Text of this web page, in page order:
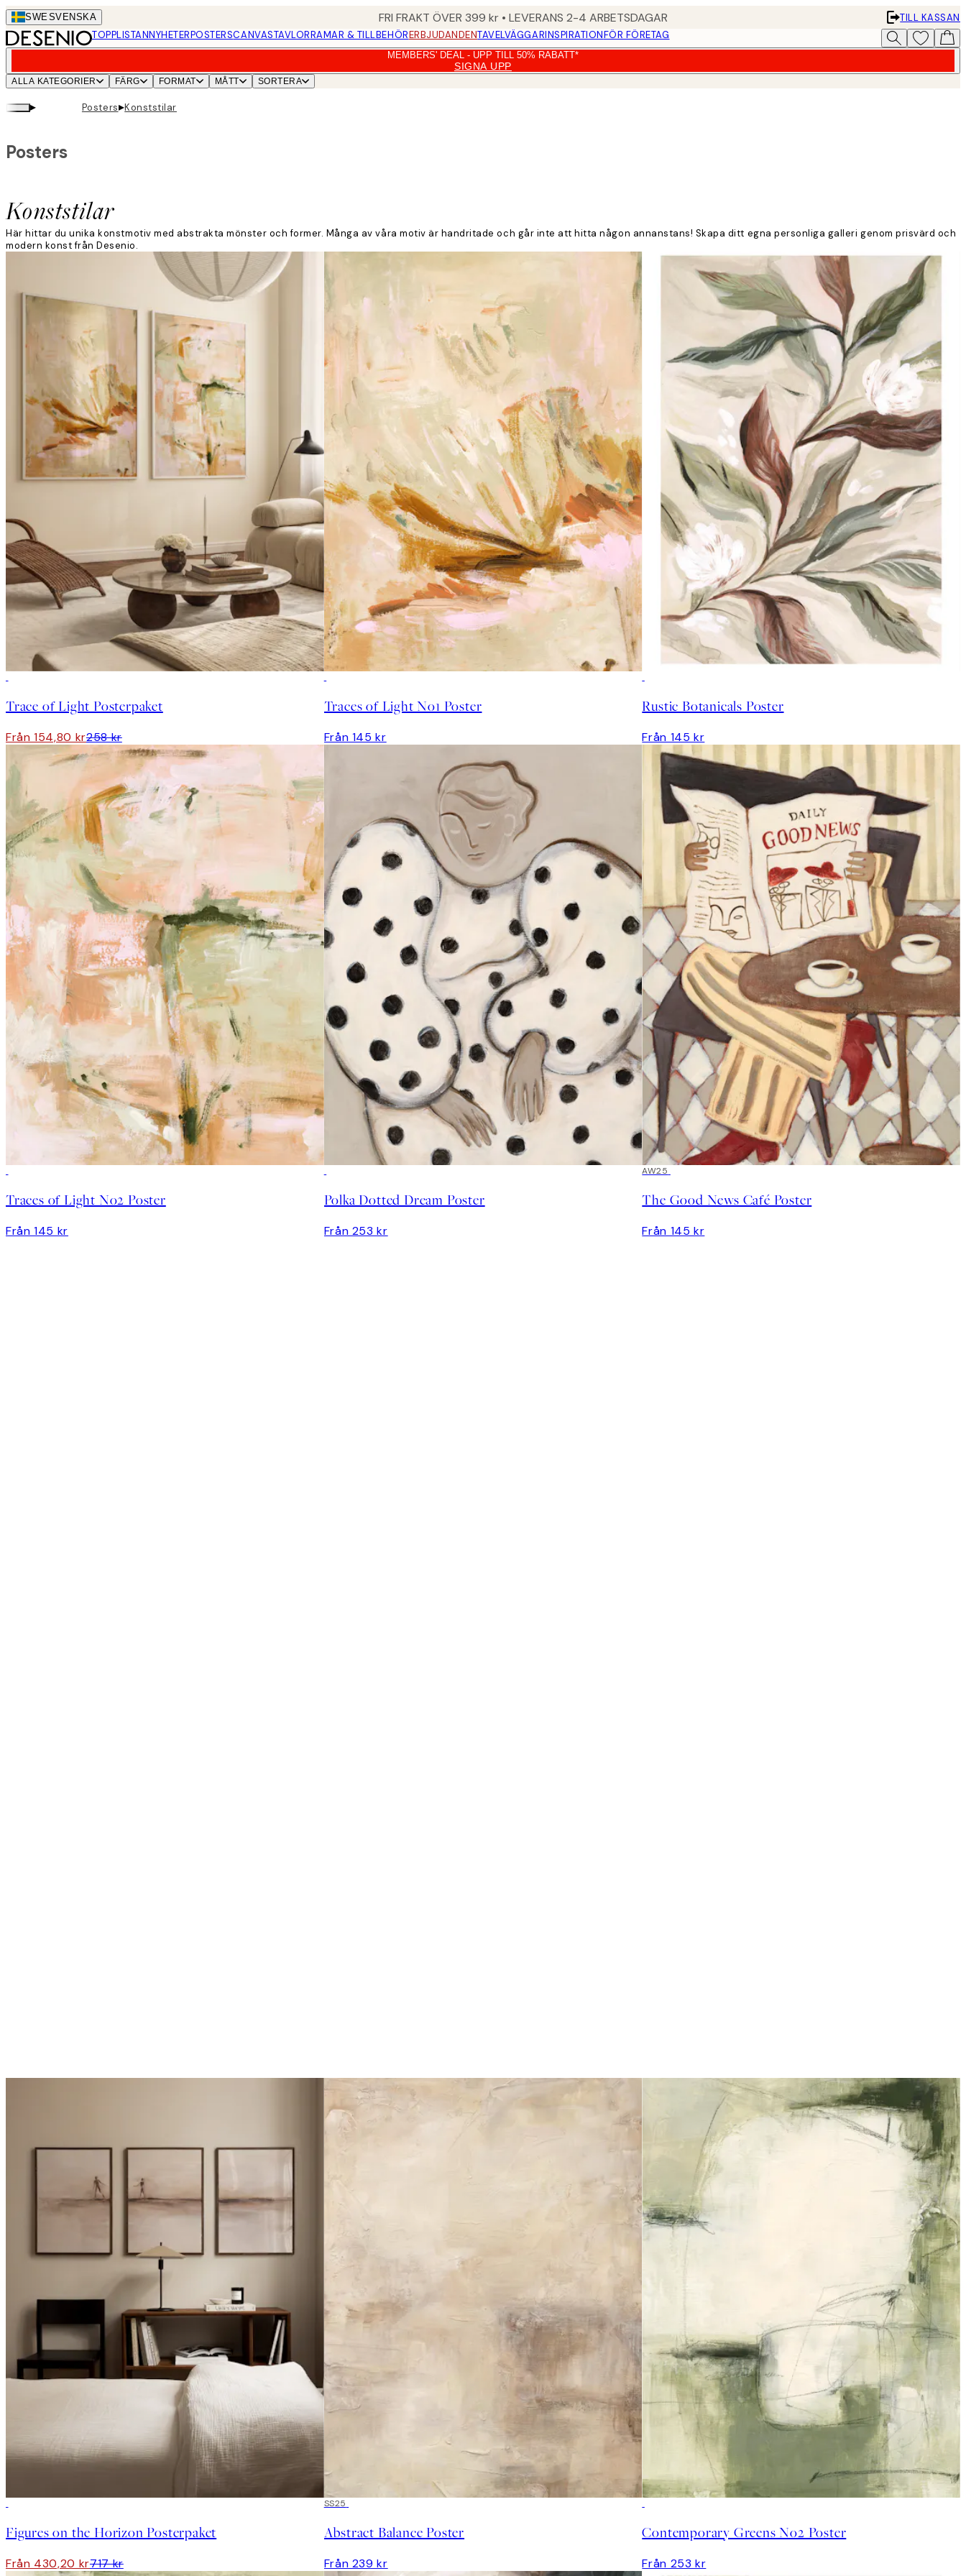
Skip
to
main
SWESVENSKA FRI FRAKT ÖVER 399 kr • LEVERANS 2-4 ARBETSDAGAR
TILL KASSAN
TOPPLISTANNYHETERPOSTERSCANVASTAVLORRAMAR & TILLBEHÖRERBJUDANDENTAVELVÄGGARINSPIRATIONFÖR FÖRETAG
MEMBERS' DEAL - UPP TILL 50% RABATT*
SIGNA UPP
ALLA KATEGORIER FÄRG FORMAT MÅTT SORTERA
▸ Posters▸Konststilar
Konststilar
Posters
Här hittar du unika konstmotiv med abstrakta mönster och former. Många av våra motiv är handritade och går inte att hitta någon annanstans! Skapa ditt egna personliga galleri genom prisvärd och
modern konst från Desenio.
Trace of Light Posterpaket
Från 154,80 kr258 kr
Traces of Light No1 Poster
Från 145 kr
Rustic Botanicals Poster
Från 145 kr
Traces of Light No2 Poster
Från 145 kr
Polka Dotted Dream Poster
Från 253 kr
AW25
The Good News Café Poster
Från 145 kr
Figures on the Horizon Posterpaket
Från 430,20 kr717 kr
SS25
Abstract Balance Poster
Från 239 kr
Contemporary Greens No2 Poster
Från 253 kr